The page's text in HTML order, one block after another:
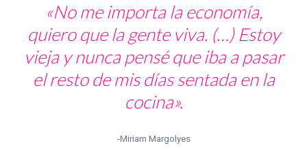
«No me importa la economía,
quiero que la gente viva. (…) Estoy
vieja y nunca pensé que iba a pasar
el resto de mis días sentada en la
cocina».
-Miriam Margolyes